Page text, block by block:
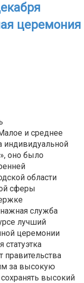
церемония
и среднее
индивидуальной
оно было
области
сферы
служба
лучший
церемонии
правительства
за высокую
высокий